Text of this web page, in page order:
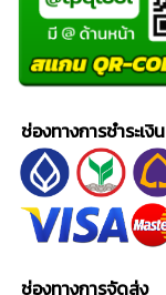
ช่องทางการชำระเงิน
ช่องทางการจัดส่ง